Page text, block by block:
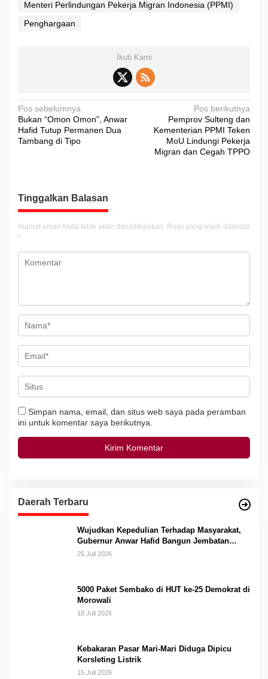
Menteri Perlindungan Pekerja Migran Indonesia (PPMI)
Penghargaan
Ikuti Kami
N
a
v
a
s
i
o
Pos sebelumnya
Bukan “Omon Omon”, Anwar
Hafid Tutup Permanen Dua
Tambang di Tipo
Pos berikutnya
Pemprov Sulteng dan
Kementerian PPMI Teken
MoU Lindungi Pekerja
Migran dan Cegah TPPO
Tinggalkan Balasan
Alamat email Anda tidak akan dipublikasikan. Ruas yang wajib ditandai
*
Simpan nama, email, dan situs web saya pada peramban
ini untuk komentar saya berikutnya.
Daerah Terbaru
Wujudkan Kepedulian Terhadap Masyarakat,
Gubernur Anwar Hafid Bangun Jembatan
Gantung Masungkang dengan Dana Pribadi
25 Juli 2026
5000 Paket Sembako di HUT ke-25 Demokrat di
Morowali
18 Juli 2026
Kebakaran Pasar Mari-Mari Diduga Dipicu
Korsleting Listrik
15 Juli 2026